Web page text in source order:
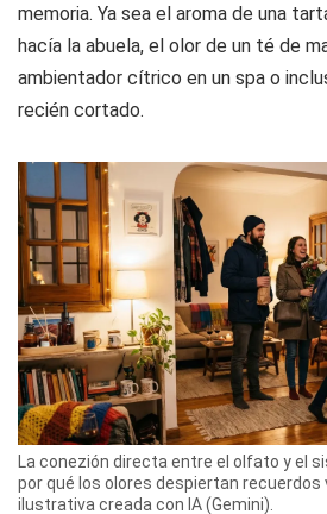
memoria. Ya sea el aroma de una
hacía la abuela, el olor de un té de
ambientador cítrico en un spa o
recién cortado.
La conezión directa entre el olfato y el
por qué los olores despiertan recuerdos
ilustrativa creada con IA (Gemini).